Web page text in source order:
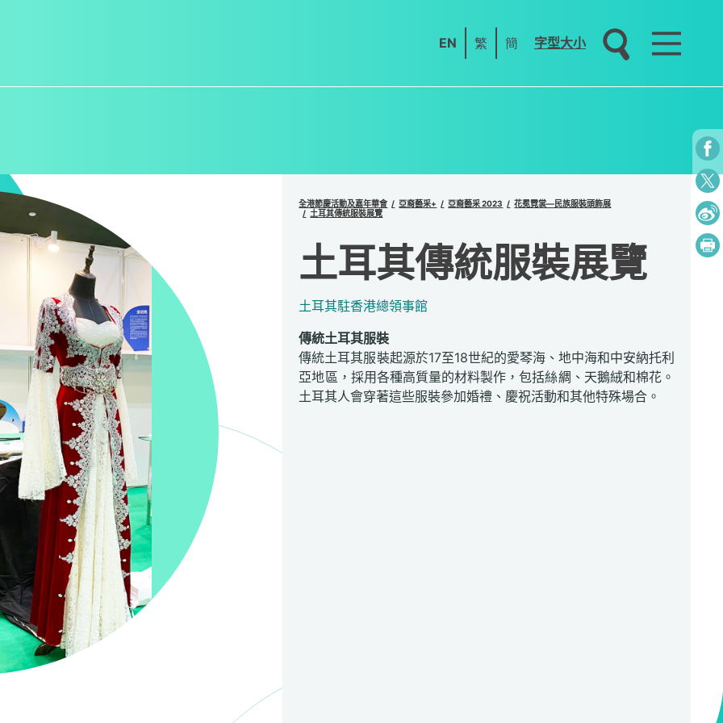
EN 繁 簡 字型大小
全港節慶活動及嘉年華會 亞裔藝采+ 亞裔藝采 2023
花冕霓裳—民族服裝頭飾展
土耳其傳統服裝展覽
土耳其傳統服裝展覽
土耳其駐香港總領事館
傳統土耳其服裝
傳統土耳其服裝起源於17至18世紀的愛琴海、地中海和中安納托利
亞地區，採用各種高質量的材料製作，包括絲綢、天鵝絨和棉花。
土耳其人會穿著這些服裝參加婚禮、慶祝活動和其他特殊場合。